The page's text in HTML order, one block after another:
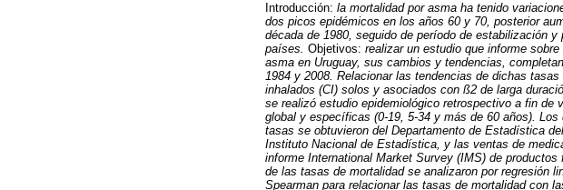
Introducción: la mortalidad por asma ha tenido
dos picos epidémicos en los años 60 y 70, posterior
década de 1980, seguido de período de estabilización
países. Objetivos: realizar un estudio que informe
asma en Uruguay, sus cambios y tendencias,
1984 y 2008. Relacionar las tendencias de dichas
inhalados (CI) solos y asociados con ß2 de larga
se realizó estudio epidemiológico retrospectivo a fin de
global y específicas (0-19, 5-34 y más de 60 años). Los
tasas se obtuvieron del Departamento de Estadística
Instituto Nacional de Estadística, y las ventas de
informe International Market Survey (IMS) de productos
de las tasas de mortalidad se analizaron por regresión
Spearman para relacionar las tasas de mortalidad con